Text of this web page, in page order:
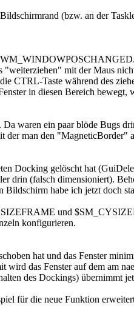
(bzw. an der
mit der Maus
CTRL-Taste während des
in diesen Bereich bewegt,
waren ein paar blöde Bugs
man den "MagneticBorder"
Docking gelöscht hat
drin (falsch dimensioniert).
habe ich jetzt doch
und
konfigurieren.
hat und das Fenster
das Fenster auf dem am
des Dockings)
für die neue Funktion